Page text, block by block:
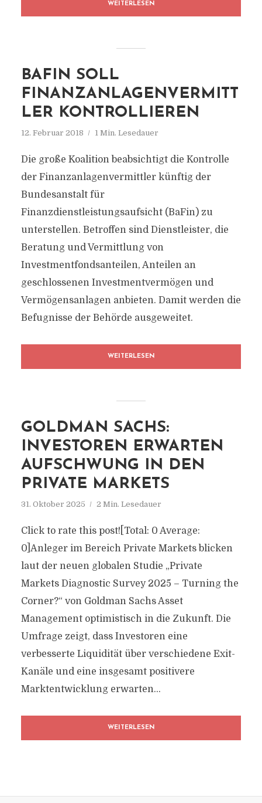
WEITERLESEN
BAFIN SOLL
FINANZANLAGENVERMITT
LER KONTROLLIEREN
12. Februar 2018 1 Min. Lesedauer
Die große Koalition beabsichtigt die Kontrolle
der Finanzanlagenvermittler künftig der
Bundesanstalt für
Finanzdienstleistungsaufsicht (BaFin) zu
unterstellen. Betroffen sind Dienstleister, die
Beratung und Vermittlung von
Investmentfondsanteilen, Anteilen an
geschlossenen Investmentvermögen und
Vermögensanlagen anbieten. Damit werden die
Befugnisse der Behörde ausgeweitet.
WEITERLESEN
GOLDMAN SACHS:
INVESTOREN ERWARTEN
AUFSCHWUNG IN DEN
PRIVATE MARKETS
31. Oktober 2025 2 Min. Lesedauer
Click to rate this post![Total: 0 Average:
0]Anleger im Bereich Private Markets blicken
laut der neuen globalen Studie „Private
Markets Diagnostic Survey 2025 – Turning the
Corner?“ von Goldman Sachs Asset
Management optimistisch in die Zukunft. Die
Umfrage zeigt, dass Investoren eine
verbesserte Liquidität über verschiedene Exit-
Kanäle und eine insgesamt positivere
Marktentwicklung erwarten...
WEITERLESEN